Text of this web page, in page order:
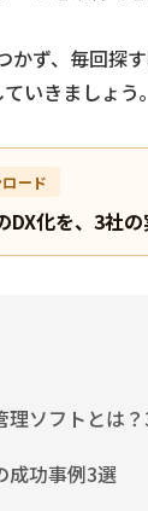
かず、毎回探
いきましょう。
ード
DX化を、3社
理ソフトとは
成功事例3選